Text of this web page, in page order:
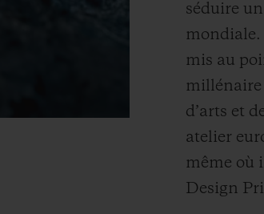
séduire
mondiale.
mis au
millénaire
d’arts et
atelier
même où
Design